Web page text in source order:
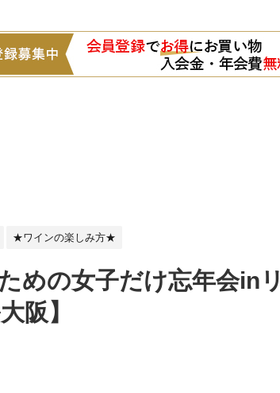
★ワインの楽しみ方★
めの女子だけ忘年会inリ
阪】